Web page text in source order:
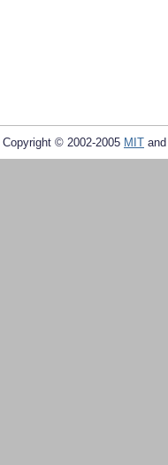
Copyright © 2002-2005 MIT